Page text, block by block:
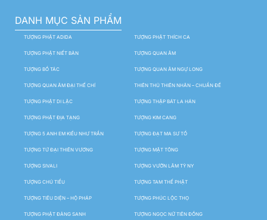
DANH MỤC SẢN PHẨM
TƯỢNG PHẬT ADIDA TƯỢNG PHẬT THÍCH CA
TƯỢNG PHẬT NIẾT BÀN TƯỢNG QUAN ÂM
TƯỢNG BỒ TÁC TƯỢNG QUAN ÂM NGỰ LONG
TƯỢNG QUAN ÂM ĐẠI THẾ CHÍ THIÊN THỦ THIÊN NHÃN – CHUẨN ĐỀ
TƯỢNG PHẬT DI LẶC TƯỢNG THẬP BÁT LA HÁN
TƯỢNG PHẬT ĐỊA TẠNG TƯỢNG KIM CANG
TƯỢNG 5 ANH EM KIỀU NHƯ TRẦN TƯỢNG ĐẠT MA SƯ TỔ
TƯỢNG TỨ ĐẠI THIÊN VƯƠNG TƯỢNG MẬT TÔNG
TƯỢNG SIVALI TƯỢNG VƯỜN LÂM TỲ NY
TƯỢNG CHÚ TIỂU TƯỢNG TAM THẾ PHẬT
TƯỢNG TIÊU DIỆN – HỘ PHÁP TƯỢNG PHÚC LỘC THỌ
TƯỢNG PHẬT ĐẢNG SANH TƯỢNG NGỌC NỮ TIÊN ĐỒNG